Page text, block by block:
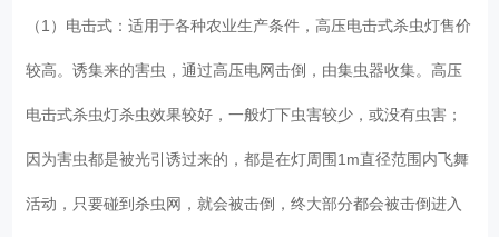
（1）电击式：适用于各种农业生产条件，高压电击式杀虫灯售价
较高。诱集来的害虫，通过高压电网击倒，由集虫器收集。高压
电击式杀虫灯杀虫效果较好，一般灯下虫害较少，或没有虫害；
因为害虫都是被光引诱过来的，都是在灯周围1m直径范围内飞舞
活动，只要碰到杀虫网，就会被击倒，终大部分都会被击倒进入